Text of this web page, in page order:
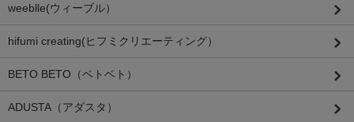
weeblle(ウィーブル）
hifumi creating(ヒフミクリエーティング）
BETO BETO（ベトベト）
ADUSTA（アダスタ）